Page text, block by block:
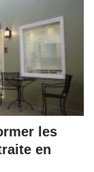
les
en